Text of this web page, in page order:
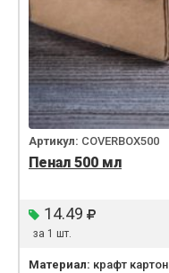
Артикул: COVERBOX500
Пенал 500 мл
14.49
за 1 шт.
Материал: крафт картон